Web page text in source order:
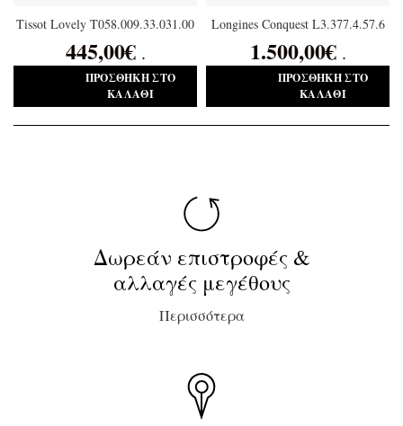
Tissot Lovely T058.009.33.031.00
445,00€ .
ΠΡΟΣΘΉΚΗ ΣΤΟ
ΚΑΛΆΘΙ
Longines Conquest L3.377.4.57.6
1.500,00€ .
ΠΡΟΣΘΉΚΗ ΣΤΟ
ΚΑΛΆΘΙ
Δωρεάν επιστροφές &
αλλαγές μεγέθους
Περισσότερα